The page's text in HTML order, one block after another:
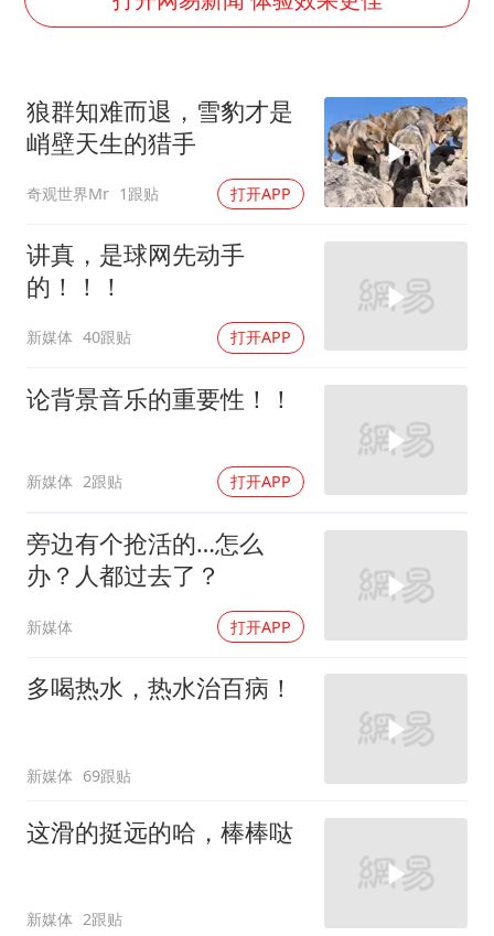
杭州全市有序停课
全民健身事业高质量发展
乐享全民健身 共筑健康中国
狼群知难而退，雪豹才是
峭壁天生的猎手
奇观世界Mr 1跟贴 打开APP
讲真，是球网先动手
的！！！
新媒体 40跟贴 打开APP
论背景音乐的重要性！！
新媒体 2跟贴 打开APP
旁边有个抢活的…怎么
办？人都过去了？
新媒体 打开APP
多喝热水，热水治百病！
新媒体 69跟贴
这滑的挺远的哈，棒棒哒
新媒体 2跟贴